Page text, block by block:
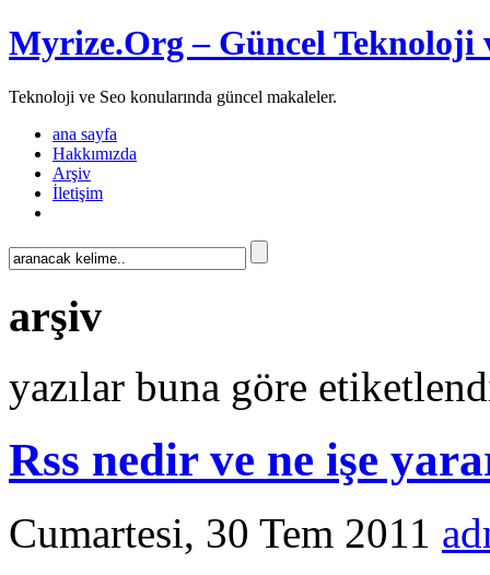
Myrize.Org – Güncel Teknoloji
Teknoloji ve Seo konularında güncel makaleler.
ana sayfa
Hakkımızda
Arşiv
İletişim
arşiv
yazılar buna göre
Rss nedir ve ne işe
Cumartesi, 30 Tem 2011